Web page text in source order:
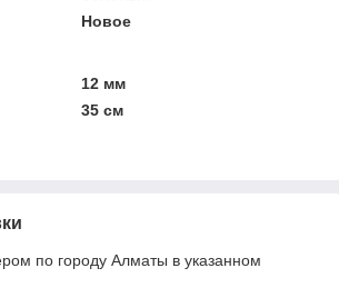
Новое
12 мм
35 см
по городу Алматы в указанном